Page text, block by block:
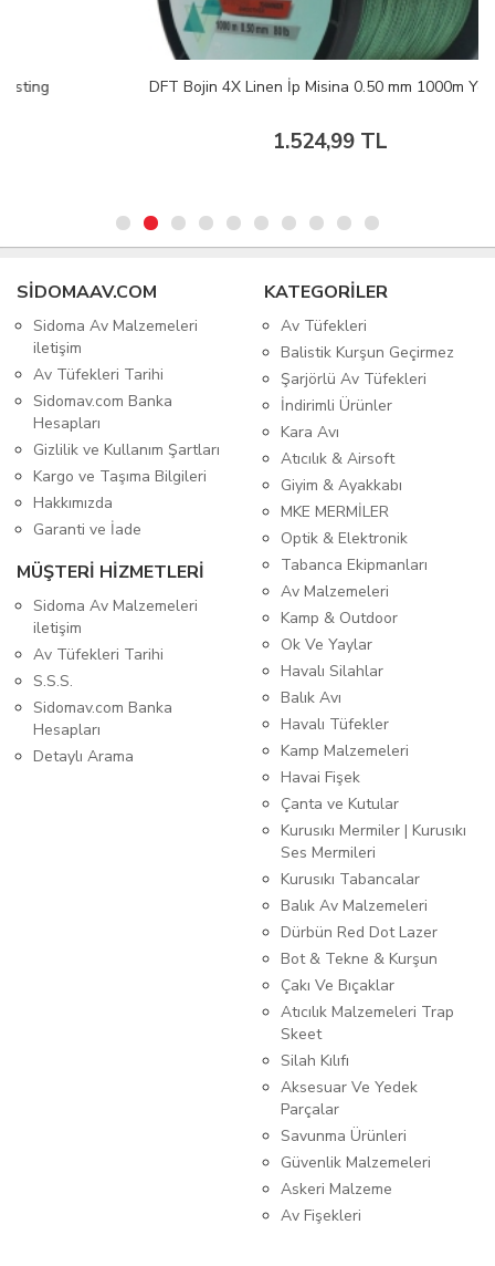
DFT Bojin 4X Linen İp Misina 0.50 mm 1000m Yeşil
1.524,99 TL
SIDOMAAV.COM
Sidoma Av Malzemeleri
iletişim
Av Tüfekleri Tarihi
Sidomav.com Banka
Hesapları
Gizlilik ve Kullanım Şartları
Kargo ve Taşıma Bilgileri
Hakkımızda
Garanti ve İade
MÜŞTERİ HİZMETLERİ
Sidoma Av Malzemeleri
iletişim
Av Tüfekleri Tarihi
S.S.S.
Sidomav.com Banka
Hesapları
Detaylı Arama
KATEGORİLER
Av Tüfekleri
Balistik Kurşun Geçirmez
Şarjörlü Av Tüfekleri
İndirimli Ürünler
Kara Avı
Atıcılık & Airsoft
Giyim & Ayakkabı
MKE MERMİLER
Optik & Elektronik
Tabanca Ekipmanları
Av Malzemeleri
Kamp & Outdoor
Ok Ve Yaylar
Havalı Silahlar
Balık Avı
Havalı Tüfekler
Kamp Malzemeleri
Havai Fişek
Çanta ve Kutular
Kurusıkı Mermiler | Kurusıkı
Ses Mermileri
Kurusıkı Tabancalar
Balık Av Malzemeleri
Dürbün Red Dot Lazer
Bot & Tekne & Kurşun
Çakı Ve Bıçaklar
Atıcılık Malzemeleri Trap
Skeet
Silah Kılıfı
Aksesuar Ve Yedek
Parçalar
Savunma Ürünleri
Güvenlik Malzemeleri
Askeri Malzeme
Av Fişekleri